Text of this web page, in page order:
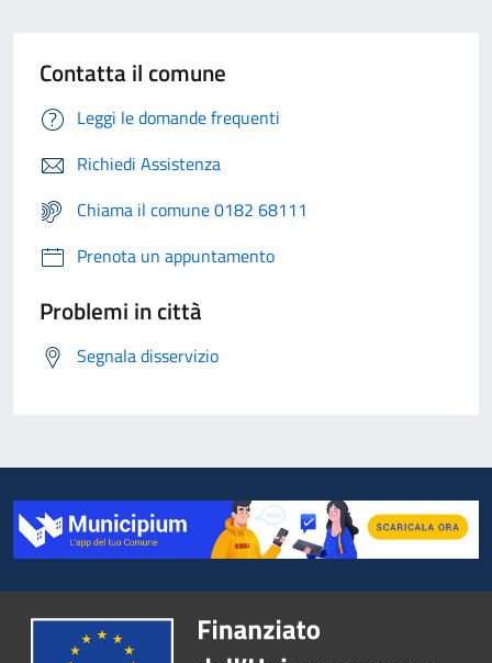
Contatta il comune
Leggi le domande frequenti
Richiedi Assistenza
Chiama il comune 0182 68111
Prenota un appuntamento
Problemi in città
Segnala disservizio